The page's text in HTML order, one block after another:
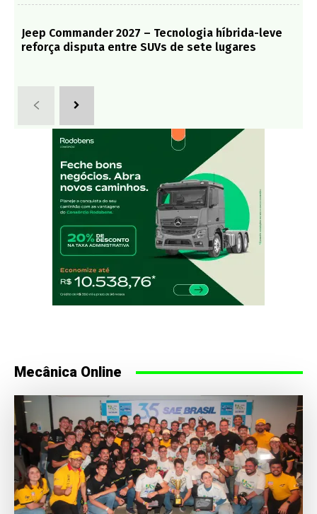
Jeep Commander 2027 – Tecnologia híbrida-leve
reforça disputa entre SUVs de sete lugares
Mecânica Online